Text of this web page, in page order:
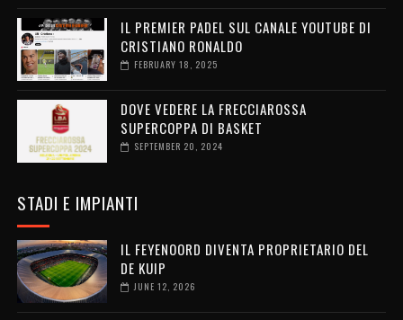
IL PREMIER PADEL SUL CANALE YOUTUBE DI
CRISTIANO RONALDO
FEBRUARY 18, 2025
DOVE VEDERE LA FRECCIAROSSA
SUPERCOPPA DI BASKET
SEPTEMBER 20, 2024
STADI E IMPIANTI
IL FEYENOORD DIVENTA PROPRIETARIO DEL
DE KUIP
JUNE 12, 2026